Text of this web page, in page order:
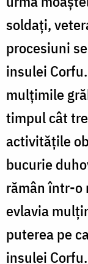
soldaţi,
procesiuni
insulei
mulţimile
timpul cât
activităţile
bucurie
rămân într-o
evlavia
puterea pe
insulei Corfu.